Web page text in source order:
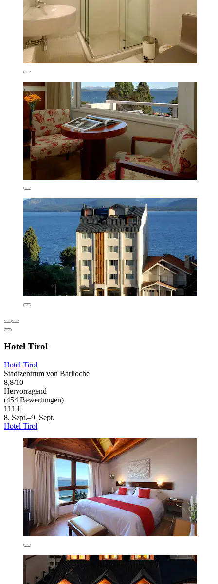
Hotel Tirol
Hotel Tirol
Stadtzentrum von Bariloche
8,8/10
Hervorragend
(454 Bewertungen)
111 €
8. Sept.–9. Sept.
Hotel Tirol